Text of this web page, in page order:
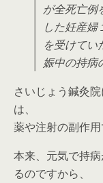
が全死亡例
した妊産婦
を受けてい
娠中の持病
さいじょう鍼灸
は、
薬や注射の副作用
本来、元気で持
るのですから、